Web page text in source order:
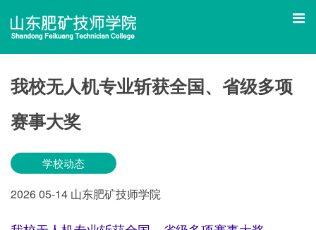
我校无人机专业斩获全国、省级多项
赛事大奖
学校动态
202605-14 山东肥矿技师学院